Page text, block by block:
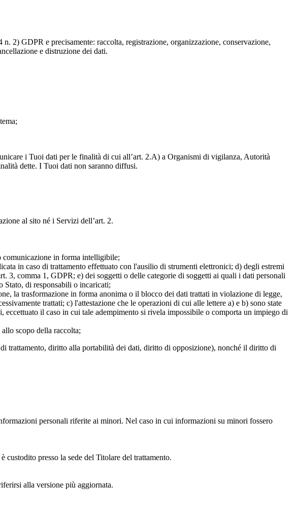
2) GDPR e precisamente: raccolta, registrazione, organizzazione, conservazione,
e distruzione dei dati.
i Tuoi dati per le finalità di cui all’art. 2.A) a Organismi di vigilanza, Autorità
dette. I Tuoi dati non saranno diffusi.
al sito né i Servizi dell’art. 2.
comunicazione in forma intelligibile;
in caso di trattamento effettuato con l'ausilio di strumenti elettronici; d) degli estremi
3, comma 1, GDPR; e) dei soggetti o delle categorie di soggetti ai quali i dati personali
Stato, di responsabili o incaricati;
la trasformazione in forma anonima o il blocco dei dati trattati in violazione di legge,
trattati; c) l'attestazione che le operazioni di cui alle lettere a) e b) sono state
il caso in cui tale adempimento si rivela impossibile o comporta un impiego di
scopo della raccolta;
diritto alla portabilità dei dati, diritto di opposizione), nonché il diritto di
personali riferite ai minori. Nel caso in cui informazioni su minori fossero
presso la sede del Titolare del trattamento.
alla versione più aggiornata.